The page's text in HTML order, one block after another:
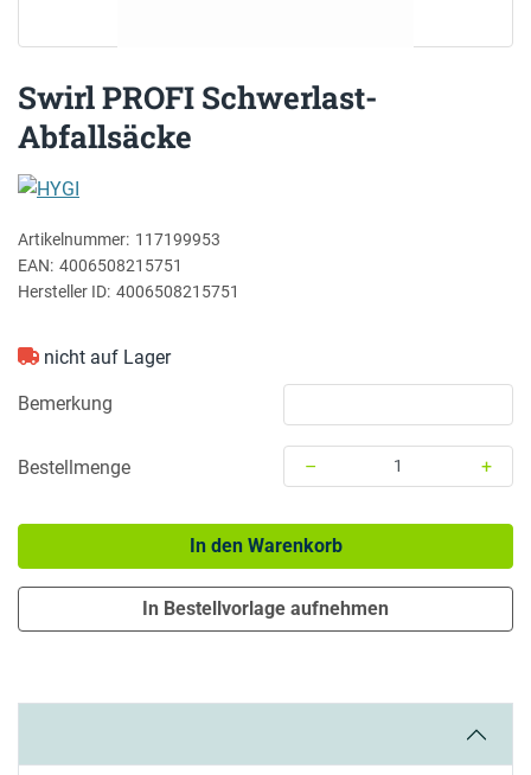
Swirl PROFI Schwerlast-
Abfallsäcke
Artikelnummer: 117199953
EAN: 4006508215751
Hersteller ID: 4006508215751
nicht auf Lager
Bemerkung
Bestellmenge –
+
In den Warenkorb
In Bestellvorlage aufnehmen